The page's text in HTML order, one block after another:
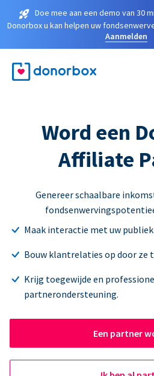
Doe mee aan een demo van 30
Donorbox u kan helpen uw
Aanmelden
Word een
Affiliate
Genereer schaalbare
Maak interactie met uw
Bouw klantrelaties op door ze
Krijg toegewijde en
partnerondersteuning.
Een partner